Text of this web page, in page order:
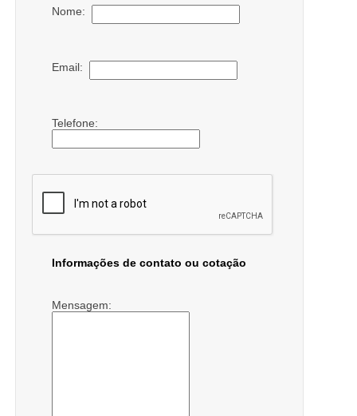
Nome:
Email:
Telefone:
Informações de contato ou cotação
Mensagem: